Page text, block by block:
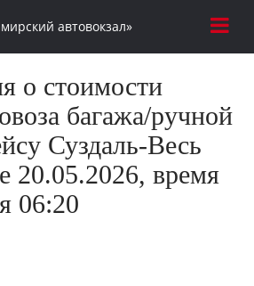
автовокзал»
о стоимости
багажа/ручной
Суздаль-Весь
20.05.2026, время
06:20